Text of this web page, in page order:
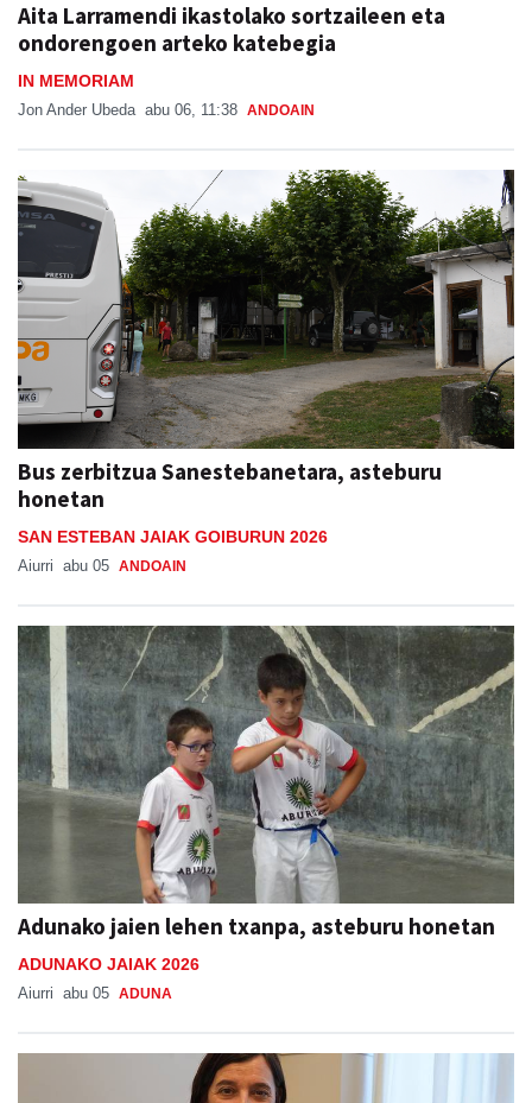
Aita Larramendi ikastolako sortzaileen eta
ondorengoen arteko katebegia
IN MEMORIAM
Jon Ander Ubeda abu 06, 11:38 ANDOAIN
Bus zerbitzua Sanestebanetara, asteburu
honetan
SAN ESTEBAN JAIAK GOIBURUN 2026
Aiurri abu 05 ANDOAIN
Adunako jaien lehen txanpa, asteburu honetan
ADUNAKO JAIAK 2026
Aiurri abu 05 ADUNA